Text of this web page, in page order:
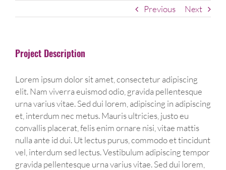
Previous Next
Project Description
Lorem ipsum dolor sit amet, consectetur adipiscing
elit. Nam viverra euismod odio, gravida pellentesque
urna varius vitae. Sed dui lorem, adipiscing in adipiscing
et, interdum nec metus. Mauris ultricies, justo eu
convallis placerat, felis enim ornare nisi, vitae mattis
nulla ante id dui. Ut lectus purus, commodo et tincidunt
vel, interdum sed lectus. Vestibulum adipiscing tempor
gravida pellentesque urna varius vitae. Sed dui lorem,